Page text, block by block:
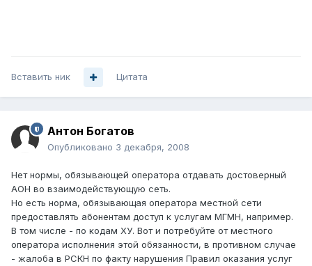
Вставить ник Цитата
Антон Богатов
Опубликовано 3 декабря, 2008
Нет нормы, обязывающей оператора отдавать достоверный
АОН во взаимодействующую сеть.
Но есть норма, обязывающая оператора местной сети
предоставлять абонентам доступ к услугам МГМН, например.
В том числе - по кодам ХУ. Вот и потребуйте от местного
оператора исполнения этой обязанности, в противном случае
- жалоба в РСКН по факту нарушения Правил оказания услуг